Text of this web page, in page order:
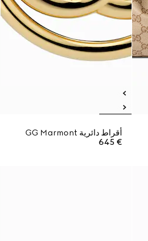
أقراط دائرية GG Marmont
€ 645